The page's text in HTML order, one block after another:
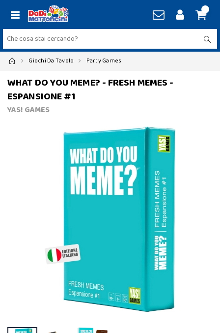
Giochi Da Tavolo Party Games
WHAT DO YOU MEME? - FRESH MEMES -
ESPANSIONE #1
YAS! GAMES